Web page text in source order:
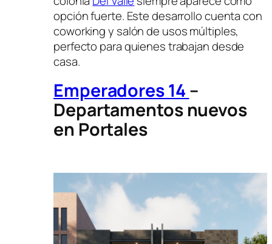
opción fuerte. Este desarrollo cuenta con
coworking y salón de usos múltiples,
perfecto para quienes trabajan desde
casa.
Emperadores 14 –
Departamentos nuevos
en Portales